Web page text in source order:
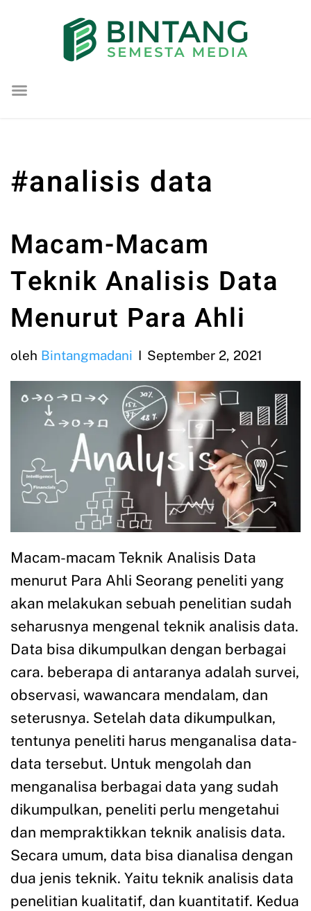
konten
#analisis data
Macam-Macam
Teknik Analisis Data
Menurut Para Ahli
oleh Bintangmadani September 2, 2021
Macam-macam Teknik Analisis Data
menurut Para Ahli Seorang peneliti yang
akan melakukan sebuah penelitian sudah
seharusnya mengenal teknik analisis data.
Data bisa dikumpulkan dengan berbagai
cara. beberapa di antaranya adalah survei,
observasi, wawancara mendalam, dan
seterusnya. Setelah data dikumpulkan,
tentunya peneliti harus menganalisa data-
data tersebut. Untuk mengolah dan
menganalisa berbagai data yang sudah
dikumpulkan, peneliti perlu mengetahui
dan mempraktikkan teknik analisis data.
Secara umum, data bisa dianalisa dengan
dua jenis teknik. Yaitu teknik analisis data
penelitian kualitatif, dan kuantitatif. Kedua